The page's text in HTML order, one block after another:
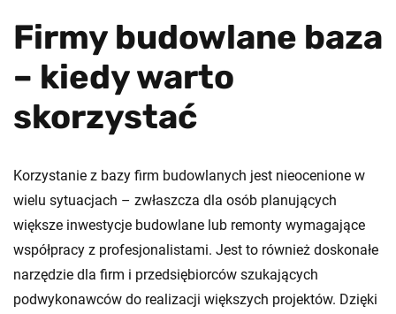
Firmy budowlane baza
– kiedy warto
skorzystać
Korzystanie z bazy firm budowlanych jest nieocenione w
wielu sytuacjach – zwłaszcza dla osób planujących
większe inwestycje budowlane lub remonty wymagające
współpracy z profesjonalistami. Jest to również doskonałe
narzędzie dla firm i przedsiębiorców szukających
podwykonawców do realizacji większych projektów. Dzięki